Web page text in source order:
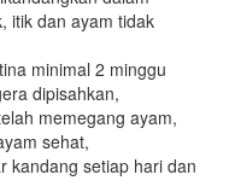
itik dan ayam tidak
minimal 2 minggu
dipisahkan,
memegang ayam,
sehat,
kandang setiap hari dan